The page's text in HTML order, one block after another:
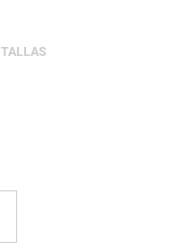
TALLAS